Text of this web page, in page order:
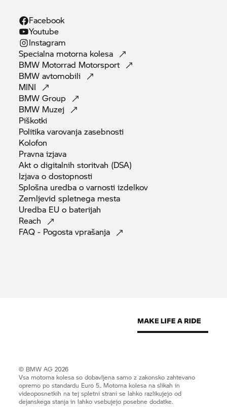
Facebook
Youtube
Instagram
Specialna motorna kolesa
BMW Motorrad Motorsport
BMWavtomobili
MINI
BMWGroup
BMW Muzej
Piškotki
Politika varovanjazasebnosti
Kolofon
Pravnaizjava
Akt o digitalnih storitvah (DSA)
Izjava odostopnosti
Splošna uredba o varnostiizdelkov
Zemljevid spletnega mesta
Uredba EU o baterijah
Reach
FAQ - Pogostavprašanja
© BMW AG 2026
Vsa motorna kolesa so dobavljena samo z zakonsko zahtevano
opremo po standardu Euro 5.. Motorna kolesa na slikah in
videoposnetkih na tej spletni strani se lahko razlikujejo od
dejanskega stanja in lahko vsebujejo posebne dodatke.